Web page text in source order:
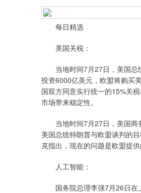
每日精选
美国关税：
当地时间7月27日，美国总
投资6000亿美元，欧盟将购买
国双方同意实行统一的15%关
市场带来稳定性。
当地时间7月27日，美国商
美国总统特朗普与欧盟谈判的
克指出，现在的问题是欧盟提
人工智能：
国务院总理李强7月26日在